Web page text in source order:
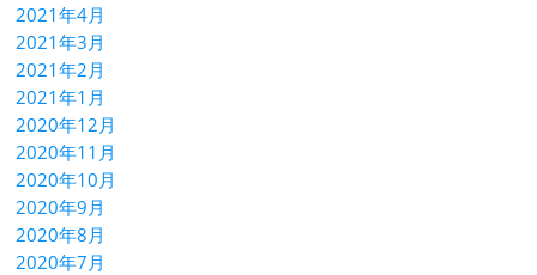
2021年4月
2021年3月
2021年2月
2021年1月
2020年12月
2020年11月
2020年10月
2020年9月
2020年8月
2020年7月